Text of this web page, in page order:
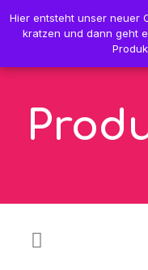
Hier entsteht unser neuer
kratzen und dann geht
Hier entsteht unser neuer
kratzen und dann geht